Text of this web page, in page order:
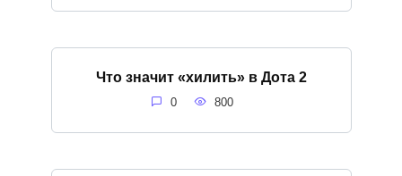
Что значит «хилить» в Дота 2
0 800